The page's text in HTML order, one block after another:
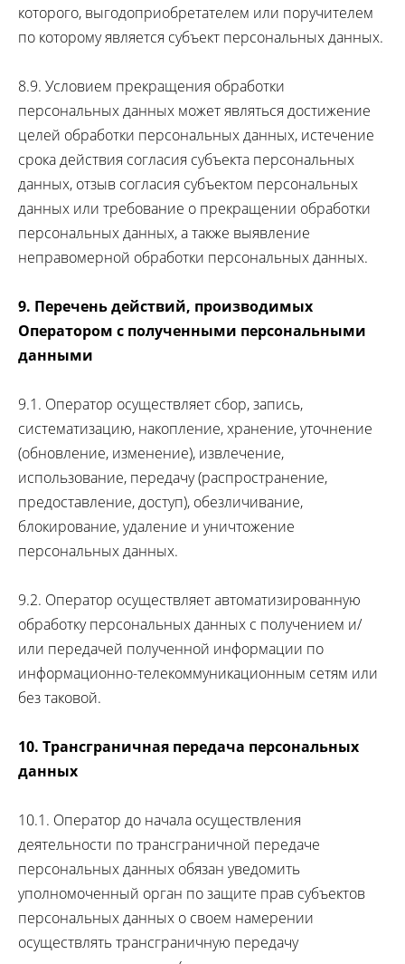
которого, выгодоприобретателем или поручителем
по которому является субъект персональных данных.
8.9. Условием прекращения обработки
персональных данных может являться достижение
целей обработки персональных данных, истечение
срока действия согласия субъекта персональных
данных, отзыв согласия субъектом персональных
данных или требование о прекращении обработки
персональных данных, а также выявление
неправомерной обработки персональных данных.
9. Перечень действий, производимых
Оператором с полученными персональными
данными
9.1. Оператор осуществляет сбор, запись,
систематизацию, накопление, хранение, уточнение
(обновление, изменение), извлечение,
использование, передачу (распространение,
предоставление, доступ), обезличивание,
блокирование, удаление и уничтожение
персональных данных.
9.2. Оператор осуществляет автоматизированную
обработку персональных данных с получением и/
или передачей полученной информации по
информационно-телекоммуникационным сетям или
без таковой.
10. Трансграничная передача персональных
данных
10.1. Оператор до начала осуществления
деятельности по трансграничной передаче
персональных данных обязан уведомить
уполномоченный орган по защите прав субъектов
персональных данных о своем намерении
осуществлять трансграничную передачу